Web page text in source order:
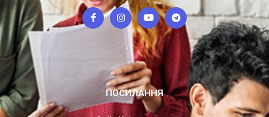
ПОСИЛАННЯ